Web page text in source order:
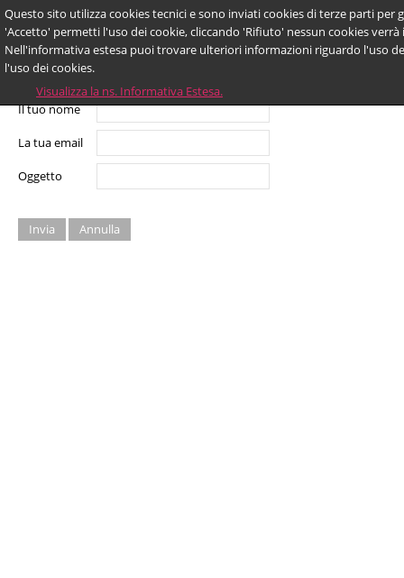
Invia ad un amico.
Email a
Il tuo nome
La tua email
Oggetto
Invia Annulla
Questo sito utilizza cookies tecnici e sono inviati cookies di terze parti per
'Accetto' permetti l'uso dei cookie, cliccando 'Rifiuto' nessun cookies
Nell'informativa estesa puoi trovare ulteriori informazioni riguardo l'uso
l'uso dei cookies.
Visualizza la ns. Informativa Estesa.